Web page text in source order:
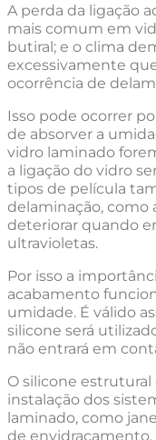
A perda da ligação
mais comum em
butiral; e o clima
excessivamente
ocorrência de
Isso pode ocorrer
de absorver a
vidro laminado
a ligação do vidro
tipos de película
delaminação, como
deteriorar quando
ultravioletas.
Por isso a
acabamento
umidade. É válido
silicone será
não entrará em
O silicone
instalação dos
laminado, como
de